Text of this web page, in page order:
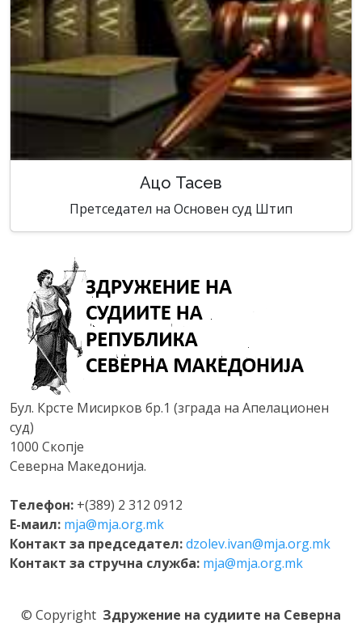
Ацо Тасев
Претседател на Основен суд Штип
Бул. Крсте Мисирков бр.1 (зграда на Апелационен
суд)
1000 Скопје
Северна Македонија.
Телефон: +(389) 2 312 0912
Е-маил: mja@mja.org.mk
Контакт за председател:dzolev.ivan@mja.org.mk
Контакт за стручна служба: mja@mja.org.mk
© Copyright Здружение на судиите на Северна